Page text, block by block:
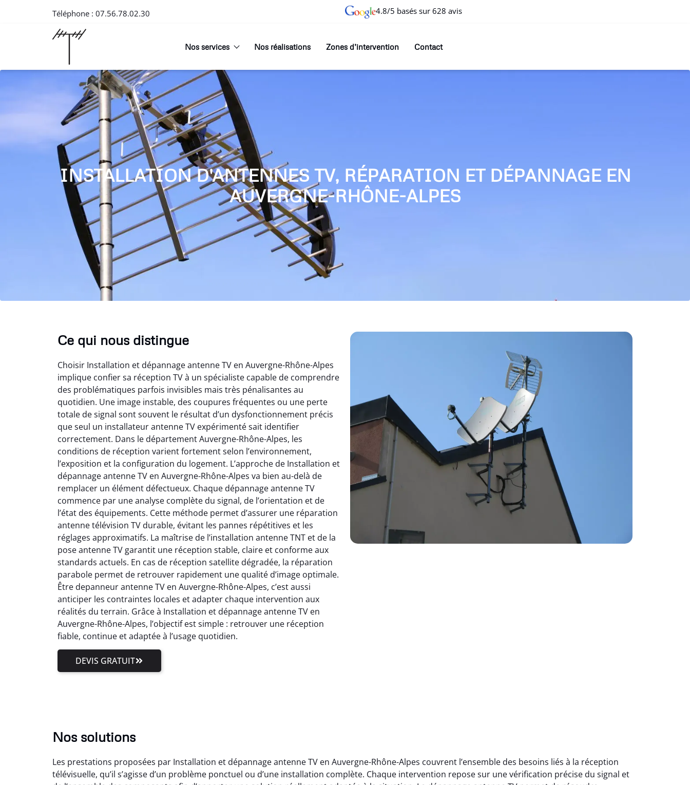
Téléphone : 07.56.78.02.30 4.8/5 basés sur 628 avis
Nos services Nos réalisations Zones d’intervention Contact
INSTALLATION D'ANTENNES TV, RÉPARATION ET DÉPANNAGE EN
AUVERGNE-RHÔNE-ALPES
Ce qui nous distingue
Choisir Installation et dépannage antenne TV en Auvergne-Rhône-Alpes
implique confier sa réception TV à un spécialiste capable de comprendre
des problématiques parfois invisibles mais très pénalisantes au
quotidien. Une image instable, des coupures fréquentes ou une perte
totale de signal sont souvent le résultat d’un dysfonctionnement précis
que seul un installateur antenne TV expérimenté sait identifier
correctement. Dans le département Auvergne-Rhône-Alpes, les
conditions de réception varient fortement selon l’environnement,
l’exposition et la configuration du logement. L’approche de Installation et
dépannage antenne TV en Auvergne-Rhône-Alpes va bien au-delà de
remplacer un élément défectueux. Chaque dépannage antenne TV
commence par une analyse complète du signal, de l’orientation et de
l’état des équipements. Cette méthode permet d’assurer une réparation
antenne télévision TV durable, évitant les pannes répétitives et les
réglages approximatifs. La maîtrise de l’installation antenne TNT et de la
pose antenne TV garantit une réception stable, claire et conforme aux
standards actuels. En cas de réception satellite dégradée, la réparation
parabole permet de retrouver rapidement une qualité d’image optimale.
Être depanneur antenne TV en Auvergne-Rhône-Alpes, c’est aussi
anticiper les contraintes locales et adapter chaque intervention aux
réalités du terrain. Grâce à Installation et dépannage antenne TV en
Auvergne-Rhône-Alpes, l’objectif est simple : retrouver une réception
fiable, continue et adaptée à l’usage quotidien.
DEVIS GRATUIT
Nos solutions
Les prestations proposées par Installation et dépannage antenne TV en Auvergne-Rhône-Alpes couvrent l’ensemble des besoins liés à la réception
télévisuelle, qu’il s’agisse d’un problème ponctuel ou d’une installation complète. Chaque intervention repose sur une vérification précise du signal et